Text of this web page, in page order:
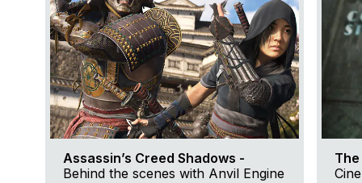
Assassin’s Creed Shadows -
Behind the scenes with Anvil Engine